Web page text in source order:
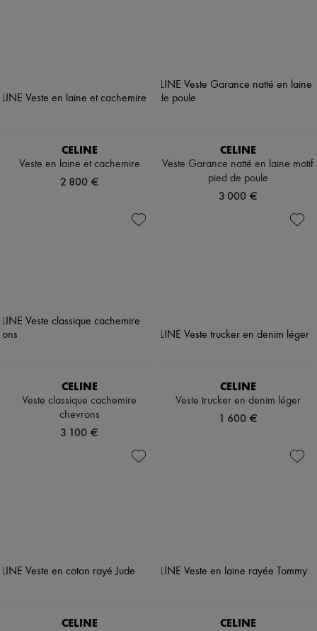
CELINE
Veste en laine et cachemire
2 800 €
CELINE
Veste Garance natté en laine motif
pied de poule
3 000 €
CELINE
Veste classique cachemire
chevrons
3 100 €
CELINE
Veste trucker en denim léger
1 600 €
CELINE CELINE